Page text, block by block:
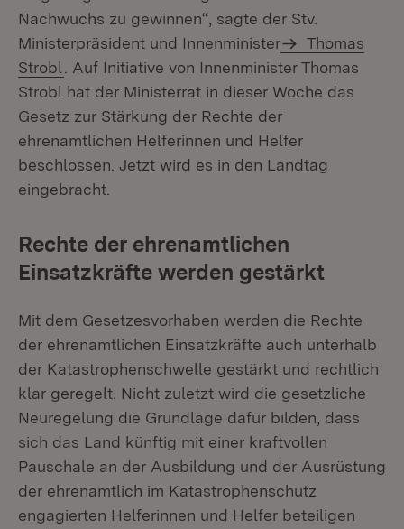
Nachwuchs zu gewinnen“, sagte der Stv.
Ministerpräsident und Innenminister
Thomas
Strobl
. Auf Initiative von Innenminister Thomas
Strobl hat der Ministerrat in dieser Woche das
Gesetz zur Stärkung der Rechte der
ehrenamtlichen Helferinnen und Helfer
beschlossen. Jetzt wird es in den Landtag
eingebracht.
Rechte der ehrenamtlichen
Einsatzkräfte werden gestärkt
Mit dem Gesetzesvorhaben werden die Rechte
der ehrenamtlichen Einsatzkräfte auch unterhalb
der Katastrophenschwelle gestärkt und rechtlich
klar geregelt. Nicht zuletzt wird die gesetzliche
Neuregelung die Grundlage dafür bilden, dass
sich das Land künftig mit einer kraftvollen
Pauschale an der Ausbildung und der Ausrüstung
der ehrenamtlich im Katastrophenschutz
engagierten Helferinnen und Helfer beteiligen